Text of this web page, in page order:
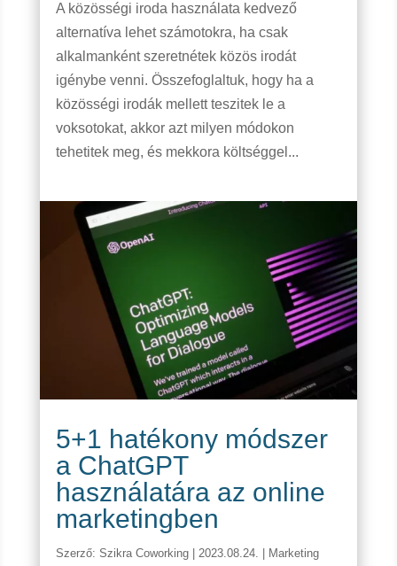
A közösségi iroda használata kedvező
alternatíva lehet számotokra, ha csak
alkalmanként szeretnétek közös irodát
igénybe venni. Összefoglaltuk, hogy ha a
közösségi irodák mellett teszitek le a
voksotokat, akkor azt milyen módokon
tehetitek meg, és mekkora költséggel...
5+1 hatékony módszer
a ChatGPT
használatára az online
marketingben
Szerző: Szikra Coworking| 2023.08.24. Marketing